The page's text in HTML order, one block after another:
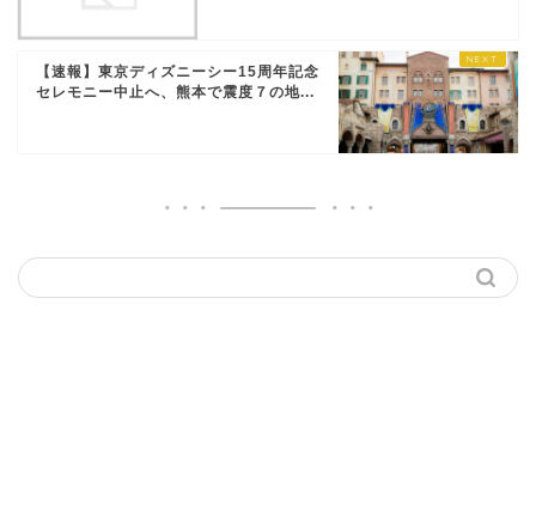
【速報】東京ディズニーシー15周年記念
セレモニー中止へ、熊本で震度７の地...